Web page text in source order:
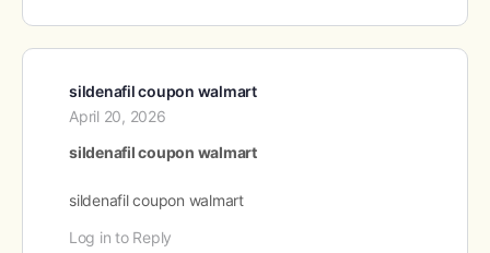
sildenafil coupon walmart
April 20, 2026
sildenafil coupon walmart
sildenafil coupon walmart
Log in to Reply